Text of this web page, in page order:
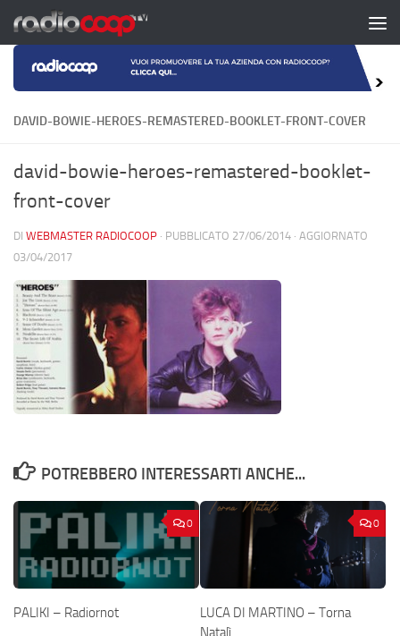
Salta al contenuto
DAVID-BOWIE-HEROES-REMASTERED-BOOKLET-FRONT-COVER
david-bowie-heroes-remastered-booklet-
front-cover
DI WEBMASTER RADIOCOOP · PUBBLICATO 27/06/2014 · AGGIORNATO
03/04/2017
POTREBBERO INTERESSARTI ANCHE...
0
PALIKI – Radiornot
0
LUCA DI MARTINO – Torna
Natalì